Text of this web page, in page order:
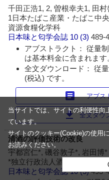
千田正浩1, 2, 曽根幸夫1, 田村
1日本たばこ産業・たばこ中
資源食糧化学科
日本味と匂学会誌 10 (3)489-
アブストラクト： 従量
は基本料金に含まれます
全文ダウンロード： 従
(税込) です。
article アブス
download 全文ダウ
清酒の評価技術の改良
宇都宮仁*, 磯谷敦子*, 岩田博*
*独立行政法人酒類総合研究所
日本味と匂学会誌 10 (3)493-
当サイトでは、サイトの利便性向
ています。
サイトのクッキー(Cookie)の使用
お読みください。